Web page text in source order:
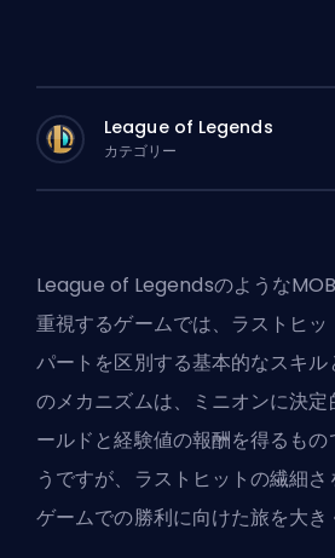
League of Legends
カテゴリー
League of Legendsのような
重視するゲームでは、ラストヒ
パートを区別する基本的なスキル
のメカニズムは、ミニオンに決
ールドと経験値の報酬を得るもの
うですが、ラストヒットの繊細さ
ゲームでの勝利に向けた旅を大き